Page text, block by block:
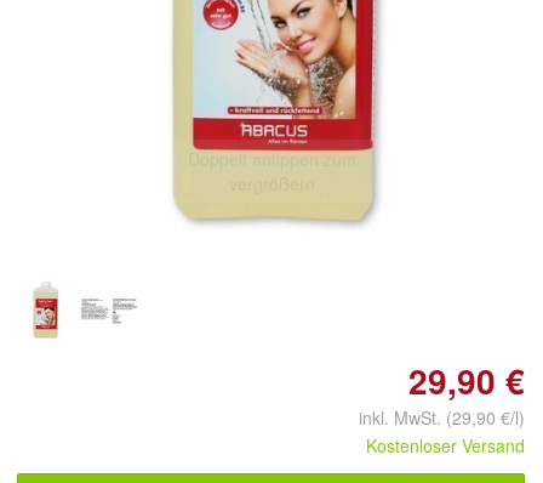
Doppelt antippen zum
29,90 €
inkl. MwSt. (29,90 €/l)
Kostenloser Versand